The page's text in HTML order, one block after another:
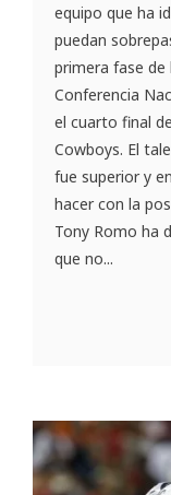
equipo que ha
puedan
primera fase de
Conferencia
el cuarto final
Cowboys. El
fue superior y
hacer con la
Tony Romo ha
que no...